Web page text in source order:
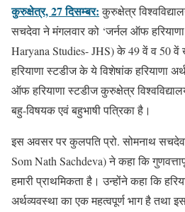
कुरुक्षेत्र, 27 दिसम्बर:कुरुक्षेत्र
सचदेवा ने मंगलवार को ‘जर्नल ऑफ
Haryana Studies- JHS) के 49 वें व 50 वें
हरियाणा स्टडीज के ये विशेषांक हरियाणा
ऑफ हरियाणा स्टडीज कुरुक्षेत्र
बहु-विषयक एवं बहुभाषी पत्रिका है।
इस अवसर पर कुलपति प्रो. सोमनाथ
Som Nath Sachdeva) ने कहा कि
हमारी प्राथमिकता है। उन्होंने कहा कि
अर्थव्यवस्था का एक महत्वपूर्ण भाग है तथा